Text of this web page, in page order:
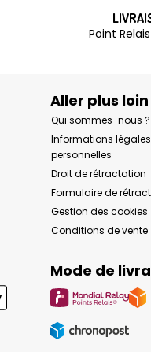
Point
Aller plus loin
Qui sommes-nous ?
Informations
personnelles
Droit de rétractation
Formulaire de
Gestion des cookies
Conditions de vente
Mode de